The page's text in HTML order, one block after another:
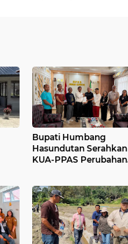
Bupati Humbang
Hasundutan Serahkan
KUA-PPAS Perubahan